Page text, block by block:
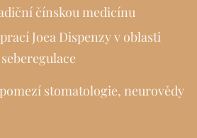
čínskou medicínu
Joea Dispenzy v oblasti
stomatologie, neurovědy